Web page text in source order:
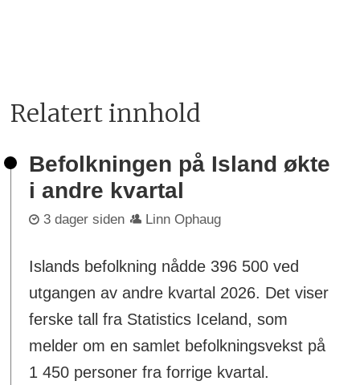
Relatert innhold
Befolkningen på Island økte
i andre kvartal
3 dager siden Linn Ophaug
Islands befolkning nådde 396 500 ved
utgangen av andre kvartal 2026. Det viser
ferske tall fra Statistics Iceland, som
melder om en samlet befolkningsvekst på
1 450 personer fra forrige kvartal.